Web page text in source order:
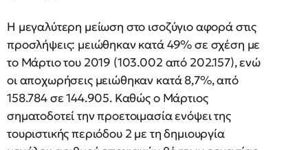
Η μεγαλύτερη μείωση στο ισοζύγιο αφορά στις
προσλήψεις: μειώθηκαν κατά 49% σε σχέση με
το Μάρτιο του 2019 (103.002 από 202.157), ενώ
οι αποχωρήσεις μειώθηκαν κατά 8,7%, από
158.784 σε 144.905. Καθώς ο Μάρτιος
σηματοδοτεί την προετοιμασία ενόψει της
τουριστικής περιόδου 2 με τη δημιουργία